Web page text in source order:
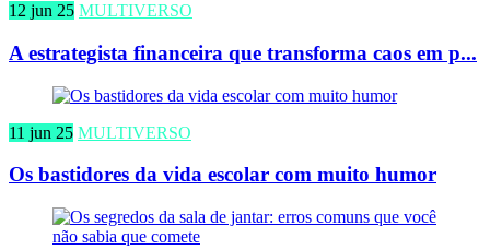
12 jun 25 MULTIVERSO
A estrategista financeira que transforma caos em p...
11 jun 25 MULTIVERSO
Os bastidores da vida escolar com muito humor